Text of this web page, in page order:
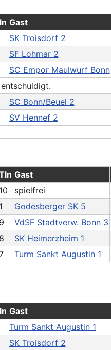
Gast
SK Troisdorf 2
SF Lohmar 2
SC Empor Maulwurf Bonn
SC Bonn/Beuel 2
SV Hennef 2
Gast
10 spielfrei
1 Godesberger SK 5
9 VdSF Stadtverw. Bonn 3
8 SK Heimerzheim 1
Turm Sankt Augustin 1
Gast
Turm Sankt Augustin 1
SK Troisdorf 2